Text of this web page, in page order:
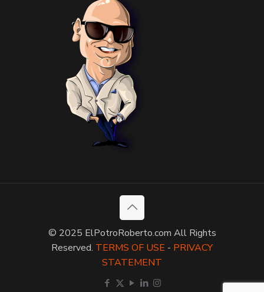
© 2025 ElPotroRoberto.com All Rights
Reserved. TERMS OF USE - PRIVACY
STATEMENT